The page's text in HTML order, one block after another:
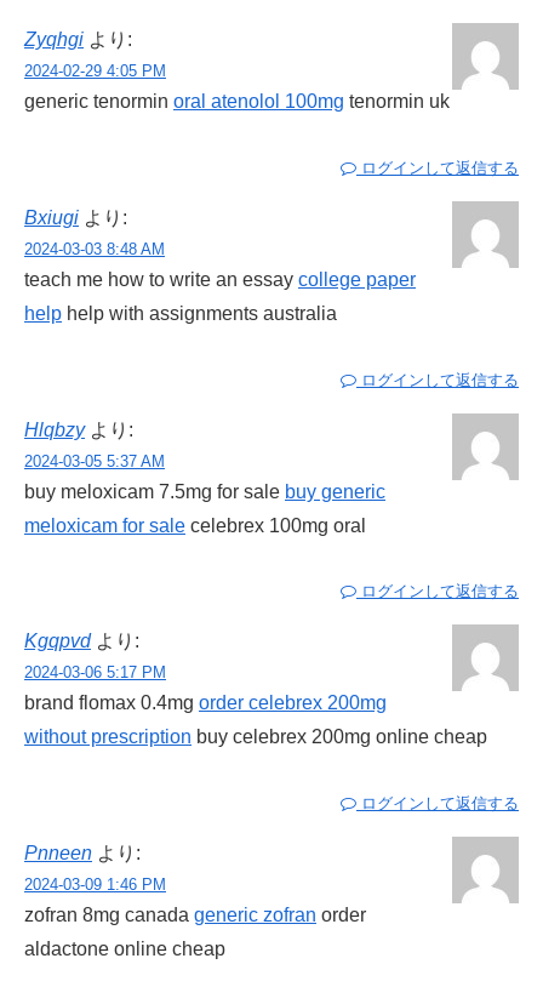
Zyqhgi より:
2024-02-29 4:05 PM
generic tenormin oral atenolol 100mg tenormin uk
ログインして返信する
Bxiugi より:
2024-03-03 8:48 AM
teach me how to write an essay college paper
help help with assignments australia
ログインして返信する
Hlqbzy より:
2024-03-05 5:37 AM
buy meloxicam 7.5mg for sale buy generic
meloxicam for sale celebrex 100mg oral
ログインして返信する
Kgqpvd より:
2024-03-06 5:17 PM
brand flomax 0.4mg order celebrex 200mg
without prescription buy celebrex 200mg online cheap
ログインして返信する
Pnneen より:
2024-03-09 1:46 PM
zofran 8mg canada generic zofran order
aldactone online cheap